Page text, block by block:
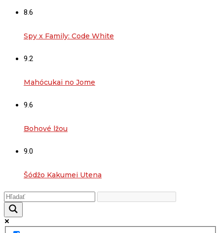
8.6
Spy x Family: Code White
9.2
Mahócukai no Jome
9.6
Bohové lžou
9.0
Šódžo Kakumei Utena